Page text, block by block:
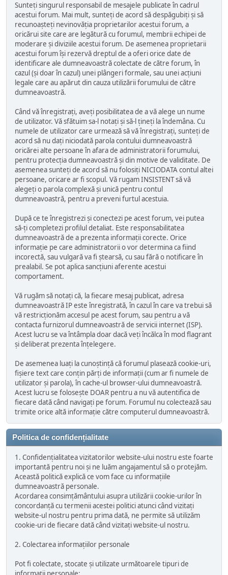
Sunteți singurul responsabil de mesajele publicate în cadrul
acestui forum. Mai mult, sunteți de acord să despăgubiți și să
recunoașteți nevinovăția proprietarilor acestui forum, a
oricărui site care are legătură cu forumul, membrii echipei de
moderare și diviziile acestui forum. De asemenea proprietarii
acestui forum își rezervă dreptul de a oferi orice date de
identificare ale dumneavoastră colectate de către forum, în
cazul (și doar în cazul) unei plângeri formale, sau unei acțiuni
legale care au apărut din cauza utilizării forumului de către
dumneavoastră.
Când vă înregistrați, aveți posibilitatea de a vă alege un nume
de utilizator. Vă sfătuim sa-l notați și să-l țineți la îndemâna. Cu
numele de utilizator care urmează să vă înregistrați, sunteți de
acord să nu dați niciodată parola contului dumneavoastră
oricărei alte persoane în afara de administratorii forumului,
pentru protecția dumneavoastră și din motive de validitate. De
asemenea sunteți de acord să nu folosiți NICIODATA contul altei
persoane, oricare ar fi scopul. Vă rugam INSISTENT să vă
alegeți o parola complexă și unică pentru contul
dumneavoastră, pentru a preveni furtul acestuia.
După ce te înregistrezi și conectezi pe acest forum, vei putea
să-ți completezi profilul detaliat. Este responsabilitatea
dumneavoastră de a prezenta informații corecte. Orice
informație pe care administratorii o vor determina ca fiind
incorectă, sau vulgară va fi ștearsă, cu sau fără o notificare în
prealabil. Se pot aplica sancțiuni aferente acestui
comportament.
Vă rugăm să notați că, la fiecare mesaj publicat, adresa
dumneavoastră IP este înregistrată, în cazul în care va trebui să
vă restricționăm accesul pe acest forum, sau pentru a vă
contacta furnizorul dumneavoastră de servicii internet (ISP).
Acest lucru se va întâmpla doar dacă veți încălca în mod flagrant
și deliberat prezenta înțelegere.
De asemenea luați la cunoștință că forumul plasează cookie-uri,
fișiere text care conțin părți de informații (cum ar fi numele de
utilizator și parola), în cache-ul browser-ului dumneavoastră.
Acest lucru se folosește DOAR pentru a nu vă autentifica de
fiecare dată când navigați pe forum. Forumul nu colectează sau
trimite orice altă informație către computerul dumneavoastră.
Politica de confidențialitate
1. Confidențialitatea vizitatorilor website-ului nostru este foarte
importantă pentru noi și ne luăm angajamentul să o protejăm.
Această politică explică ce vom face cu informațiile
dumneavoastră personale.
Acordarea consimțământului asupra utilizării cookie-urilor în
concordanță cu termenii acestei politici atunci când vizitați
website-ul nostru pentru prima dată, ne permite să utilizăm
cookie-uri de fiecare dată când vizitați website-ul nostru.
2. Colectarea informațiilor personale
Pot fi colectate, stocate și utilizate următoarele tipuri de